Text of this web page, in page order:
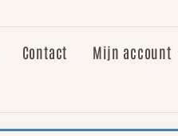
Contact Mijn account